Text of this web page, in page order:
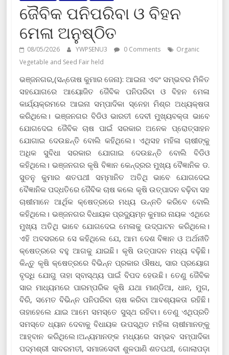
ଜୈବିକ ପନିପରିବା ଓ ବିହନ
ମେଳା ଅନୁଷ୍ଠିତ
08/05/2026 YWPSENU3 0 Comments
Organic
Vegetable and Seed Fair held
ଭଞ୍ଜନଗର,(ସନ୍ତୋଷ କୁମାର ଜେନା): ଆଇନା ଏବଂ ସମ୍ଭବର ମିଳିତ
ସହଯୋଗରେ ଆୟୋଜିତ ଜୈବିକ ପନିପରିବା ଓ ବିହନ ମେଳା
କାର୍ଯ୍ୟକ୍ରମରେ ଆଇନା ସମ୍ପାଦିକା ସ୍ନେହା ମିଶ୍ର ଅଧ୍ୟକ୍ଷତା
କରିଥିଲେ। ଭଞ୍ଜନଗର ବିଡିଓ ଭାରତୀ ଦେବୀ ମୁଖ୍ୟବକ୍ତା ଭାବେ
ଯୋଗଦେଇ ଜୈବିକ ଚାଷ ପାଇଁ ସରକାର ଅନେକ ପ୍ରୋତ୍ସାହନ
ଯୋଗାଇ ଦେଉଛନ୍ତି ବୋଲି କହିଥିଲେ। ଏଥିସହ ମହିଳା ଚାଷୀଙ୍କୁ
ଅଧିକ ସୁବିଧା ସରକାର ଯୋଗାଇ ଦେଉଛନ୍ତି ବୋଲି ବିଡିଓ
କହିଥିଲେ। ଭଞ୍ଜନଗର କୃଷି ବିଜ୍ଞାନ କେନ୍ଦ୍ରର ମୁଖ୍ୟ ବୈଜ୍ଞାନିକ ଡ.
ସୁତନୁ କୁମାର ଶତପଥୀ ସମ୍ମାନିତ ଅତିଥି ଭାବେ ଯୋଗଦେଇ
ବୈଜ୍ଞାନିକ ପଦ୍ଧତିରେ ଜୈବିକ ଚାଷ କଲେ କୃଷି ଉତ୍ପାଦନ ବଢ଼ିବା ସହ
ଚାଷୀମାନେ ଆର୍ଥିକ କ୍ଷେତ୍ରରେ ମଧ୍ୟ ଉନ୍ନତି କରିବେ ବୋଲି
କହିଥିଲେ। ଭଞ୍ଜନଗର ବିଧାୟକ ପ୍ରଦ୍ୟୁମ୍ନ କୁମାର ନାୟକ ଏଥିରେ
ମୁଖ୍ୟ ଅତିଥି ଭାବେ ଯୋଗଦେଇ ମେଳାକୁ ଉଦ୍‌ଘାଟନ କରିଥିଲେ।
ଏହି ଅବସରରେ ସେ କହିଥିଲେ ଯେ, ଆମ ଦେଶ ବିଜ୍ଞାନ ଓ ଅର୍ଥନୀତି
କ୍ଷେତ୍ରରେ ବହୁ ଆଗକୁ ଯାଇଛି। କୃଷି ଉତ୍ପାଦନ ମଧ୍ୟ ବଢ଼ିଛି।
କିନ୍ତୁ କୃଷି କ୍ଷେତ୍ରରେ ବିଭିନ୍ନ ପ୍ରକାର ଔଷଧ, ସାର ପ୍ରୟୋଗ
ବୃଦ୍ଧି ଯୋଗୁ ତାହା ସ୍ବାସ୍ଥ୍ୟ ପାଇଁ ବିପଦ ହେଉଛି। ତେଣୁ ଜୈବିକ
ସାର ମାଧ୍ୟମରେ ପାରମ୍ପରିକ କୃଷି ଯଥା ମାଣ୍ଡିଆ, ଧାନ, ମୁଗ,
ବିରି, ସମେତ ବିଭିନ୍ନ ପନିପରିବା ଚାଷ କରିବା ଆବଶ୍ୟକତା ରହିଛି।
ତାହାହେଲେ ଯାଇ ଆମେ ସମସ୍ତେ ସୁସ୍ଥ ରହିବା। ତେଣୁ ଏଥିପ୍ରତି
ସମସ୍ତେ ଧ୍ୟାନ ଦେବାକୁ ବିଧାୟକ ଉପସ୍ଥିତ ମହିଳା ଚାଷୀମାନଙ୍କୁ
ଆହ୍ବାନ କରିଥିଲେ।ଅନ୍ୟମାନଙ୍କ ମଧ୍ୟରେ ସମ୍ଭବ ସମ୍ପାଦିକା
ପଦ୍ମଶ୍ରୀ ସାବରମତୀ, ସମାଜସେବୀ ଶୁଳପାଣି ଶତପଥୀ, ଗୋଲାପଡ଼ା